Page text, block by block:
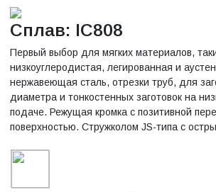
Сплав: IC808
Первый выбор для мягких материалов,
низкоуглеродистая, легированная и
нержавеющая сталь, отрезки труб, для
диаметра и тонкостенных заготовок на
подаче. Режущая кромка с позитивной
поверхностью. Стружколом JS-типа с